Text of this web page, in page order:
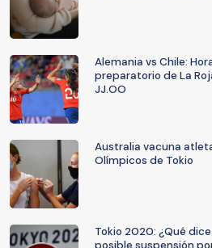
Alemania vs Chile:
preparatorio de La
JJ.OO
Australia vacuna
Olímpicos de Tokio
Tokio 2020: ¿Qué
posible suspensión